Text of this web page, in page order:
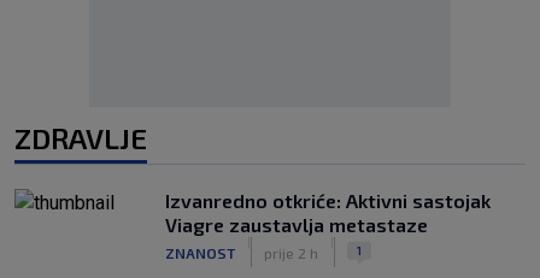
ZDRAVLJE
Izvanredno otkriće: Aktivni sastojak
Viagre zaustavlja metastaze
ZNANOST prije 2 h 1